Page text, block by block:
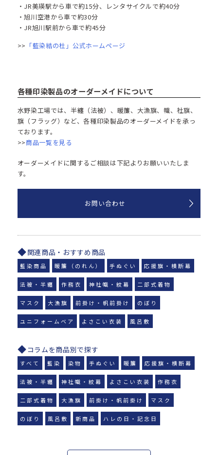
・JR美瑛駅から車で約15分、レンタサイクルで約40分​
・旭川空港から車で約30分
・JR旭川駅前から車で約45分
>> 「藍染結の杜」公式ホームページ
各種印染製品のオーダーメイドについて
水野染工場では、半纏（法被）、暖簾、大漁旗、幟、社旗、
旗（フラッグ）など、各種印染製品のオーダーメイドを承っ
ております。
>>商品一覧を見る
オーダーメイドに関するご相談は下記よりお願いいたしま
す。
お問い合わせ
関連商品・おすすめ商品
藍染商品 暖簾（のれん） 手ぬぐい 応援旗・横断幕
法被・半纏 作務衣 神社幟・紋幕 二部式着物
マスク 大漁旗 前掛け・帆前掛け のぼり
ユニフォームベア よさこい衣装 風呂敷
コラムを商品別で探す
すべて 藍染 染物 手ぬぐい 暖簾 応援旗・横断幕
法被・半纏 神社幟・紋幕 よさこい衣装 作務衣
二部式着物 大漁旗 前掛け・帆前掛け マスク
のぼり 風呂敷 新商品 ハレの日・記念日